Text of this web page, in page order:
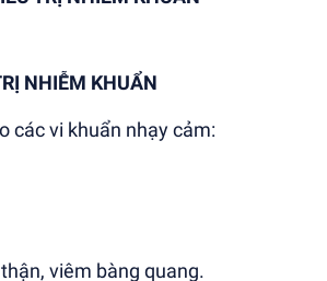
NHIỄM KHUẨN
các vi khuẩn nhạy cảm:
viêm bàng quang.